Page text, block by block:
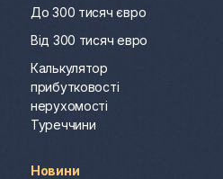
До 300 тисяч євро
Від 300 тисяч евро
Калькулятор
прибутковості
нерухомості
Туреччини
Новини